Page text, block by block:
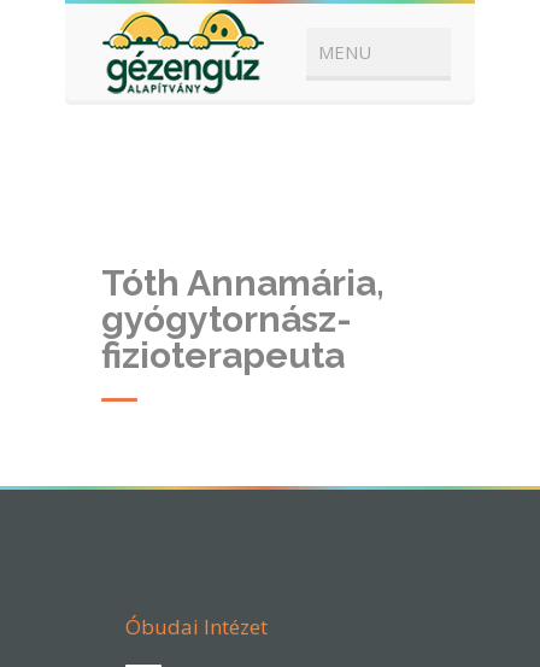
Tóth Annamária,
gyógytornász-
fizioterapeuta
Óbudai Intézet